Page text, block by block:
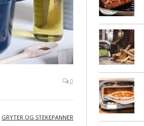
0
GRYTER OG STEKEPANNER